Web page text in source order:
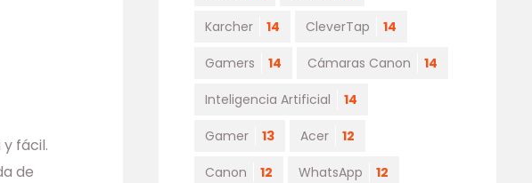
fácil.
de
Karcher 14 CleverTap 14
Gamers 14 Cámaras Canon 14
Inteligencia Artificial 14
Gamer 13 Acer 12
Canon 12 WhatsApp 12